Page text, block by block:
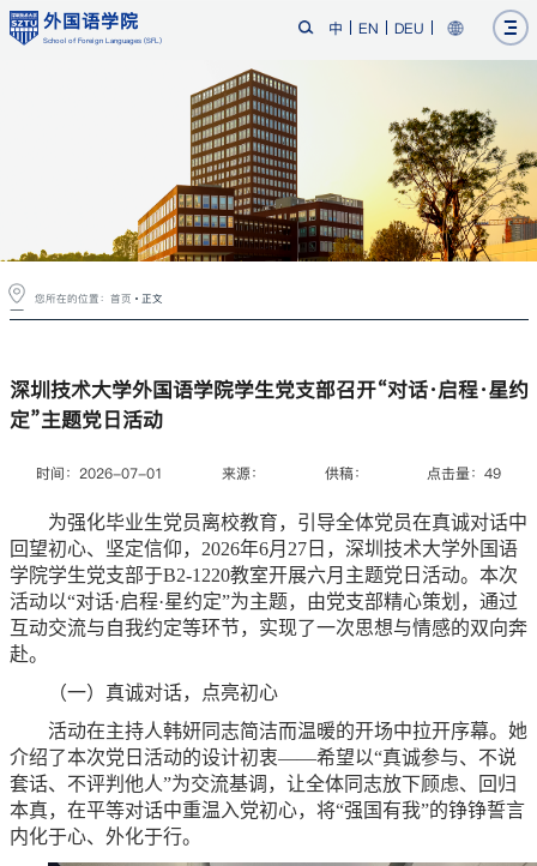
外国语学院
School of Foreign Languages (SFL)
中 EN DEU
深圳技术大学外国语学院学生党支部召开“对话·启程·星约
定”主题党日活动
时间：2026-07-01 来源： 供稿： 点击量： 49
为强化毕业生党员离校教育，引导全体党员在真诚对话中
回望初心、坚定信仰，2026年6月27日，深圳技术大学外国语
学院学生党支部于B2-1220教室开展六月主题党日活动。本次
活动以“对话·启程·星约定”为主题，由党支部精心策划，通过
互动交流与自我约定等环节，实现了一次思想与情感的双向奔
赴。
（一）真诚对话，点亮初心
活动在主持人韩妍同志简洁而温暖的开场中拉开序幕。她
介绍了本次党日活动的设计初衷——希望以“真诚参与、不说
套话、不评判他人”为交流基调，让全体同志放下顾虑、回归
本真，在平等对话中重温入党初心，将“强国有我”的铮铮誓言
内化于心、外化于行。